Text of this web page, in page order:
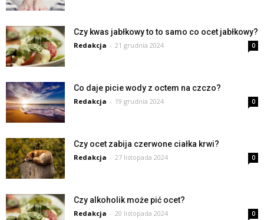
Czy kwas jabłkowy to to samo co ocet jabłkowy?
Redakcja - 21 grudnia 2024 0
Co daje picie wody z octem na czczo?
Redakcja - 19 grudnia 2024 0
Czy ocet zabija czerwone ciałka krwi?
Redakcja - 27 listopada 2024 0
Czy alkoholik może pić ocet?
Redakcja - 20 listopada 2024 0